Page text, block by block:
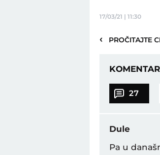
17/03/21 | 11:30
‹ PROČITAJTE
27
Dule
Pa u